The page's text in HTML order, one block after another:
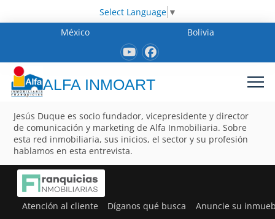
Select Language ▼
México
Bolivia
ALFA INMOART
Jesús Duque es socio fundador, vicepresidente y director
de comunicación y marketing de Alfa Inmobiliaria. Sobre
esta red inmobiliaria, sus inicios, el sector y su profesión
hablamos en esta entrevista.
Atención al cliente Díganos qué busca Anuncie su